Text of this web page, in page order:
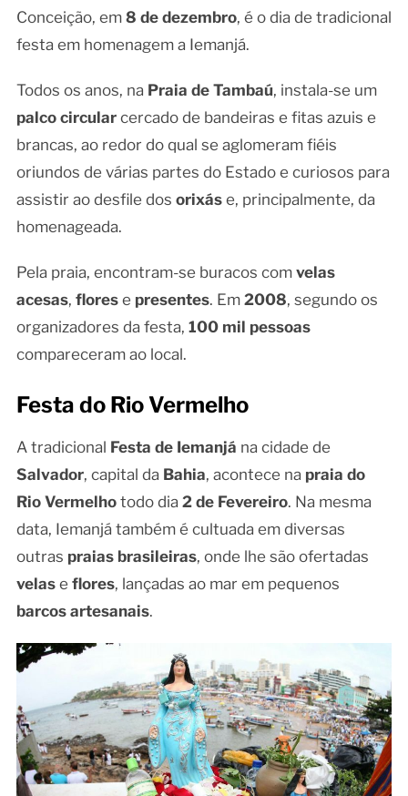
Conceição, em 8 de dezembro, é o dia de tradicional
festa em homenagem a Iemanjá.
Todos os anos, na Praia de Tambaú, instala-se um
palco circularcercado de bandeiras e fitas azuis e
brancas, ao redor do qual se aglomeram fiéis
oriundos de várias partes do Estado e curiosos para
assistir ao desfile dos orixáse, principalmente, da
homenageada.
Pela praia, encontram-se buracos com velas
acesas, florese presentes. Em 2008, segundo os
organizadores da festa, 100 mil pessoas
compareceram ao local.
Festa do Rio Vermelho
A tradicional Festa de Iemanjá na cidade de
Salvador, capital da Bahia, acontece na praia do
Rio Vermelhotodo dia 2 de Fevereiro. Na mesma
data, Iemanjá também é cultuada em diversas
outras praias brasileiras, onde lhe são ofertadas
velase flores, lançadas ao mar em pequenos
barcos artesanais.